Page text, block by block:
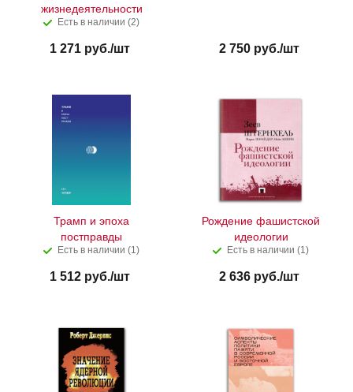
жизнедеятельности
Есть в наличии (2)
1 271 руб./шт 2 750 руб./шт
Трамп и эпоха
постправды
Есть в наличии (1)
1 512 руб./шт
Рождение фашистской
идеологии
Есть в наличии (1)
2 636 руб./шт